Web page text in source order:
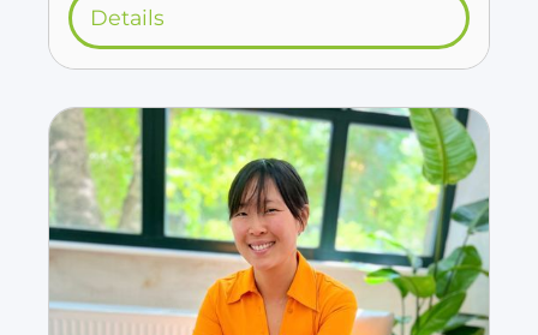
Details